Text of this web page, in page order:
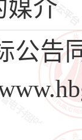
媒介
告